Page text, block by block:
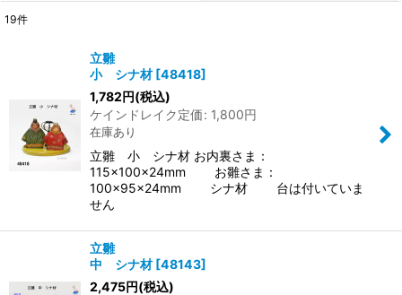
19件
立雛
小 シナ材 [48418]
1,782円(税込)
ケインドレイク定価: 1,800円
在庫あり
立雛 小 シナ材 お内裏さま：
115×100×24mm お雛さま：
100×95×24mm シナ材 台は付いていま
せん
立雛
中 シナ材 [48143]
2,475円(税込)